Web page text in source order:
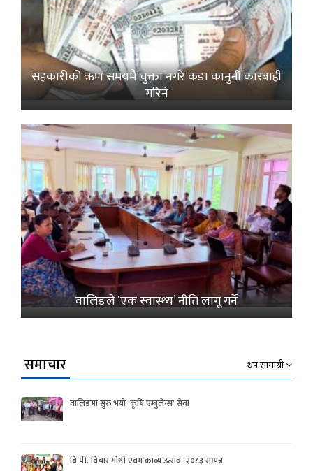
सहकारीको ऋण समयमै चुक्ता नगरे कडा कानुनी कारबाही
गरिने
वालिङले ‘एक स्वास्थ्य’ नीति लागू गर्ने
समाचार थप सामाग्री
वालिङमा सुरु भयो ‘कृषि एम्बुलेन्स’ सेवा
बि.पी. विचार गोष्ठी एवम काव्य उत्सव- २०८३ सम्पन्न